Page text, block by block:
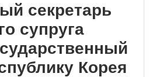
секретарь
супруга
Корея